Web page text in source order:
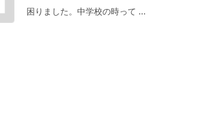
困りました。中学校の時って ...